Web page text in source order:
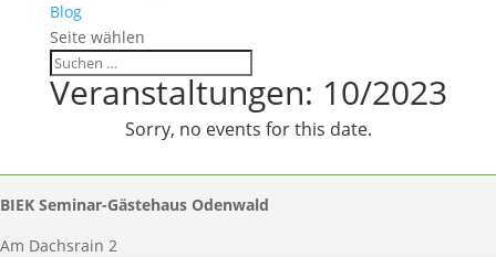
Blog
Seite wählen
Veranstaltungen: 10/2023
Sorry, no events for this date.
BIEK Seminar-Gästehaus Odenwald
Am Dachsrain 2